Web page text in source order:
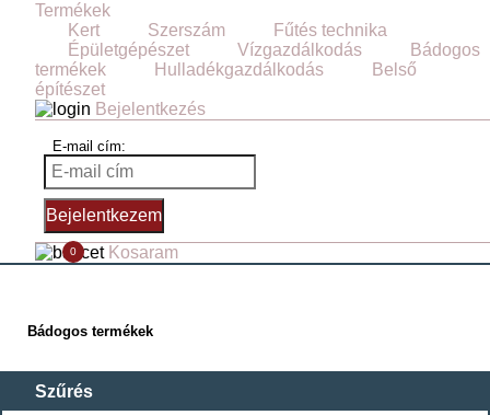
Termékek
Kert
Szerszám
Fűtés technika
Épületgépészet
Vízgazdálkodás
Bádogos
termékek
Hulladékgazdálkodás
Belső
építészet
Bejelentkezés
E-mail cím:
Bejelentkezem
Kosaram
0
Bádogos termékek